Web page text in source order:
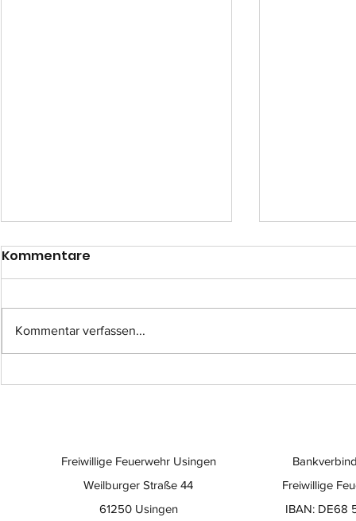
Einsatz-Nr.: 057
Kommentare
Kommentar verfassen...
Freiwillige
IBAN: DE68
Freiwillige Feuerwehr Usingen
Weilburger Straße 44
61250 Usingen